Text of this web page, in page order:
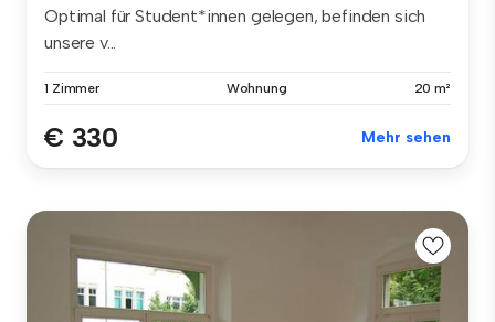
Optimal für Student*innen gelegen, befinden sich
unsere v...
1 Zimmer Wohnung 20 m²
€ 330 Mehr sehen